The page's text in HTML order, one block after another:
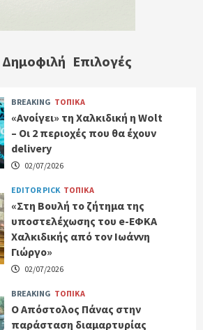
Δημοφιλή Επιλογές
BREAKING ΤΟΠΙΚΑ
«Ανοίγει» τη Χαλκιδική η Wolt
– Οι 2 περιοχές που θα έχουν
delivery
02/07/2026
EDITOR PICK ΤΟΠΙΚΑ
«Στη Βουλή το ζήτημα της
υποστελέχωσης του e-ΕΦΚΑ
Χαλκιδικής από τον Ιωάννη
Γιώργο»
02/07/2026
BREAKING ΤΟΠΙΚΑ
Ο Απόστολος Πάνας στην
παράσταση διαμαρτυρίας